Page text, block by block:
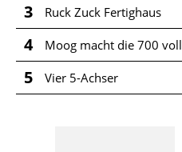
3 Ruck Zuck Fertighaus
4 Moog macht die 700 voll
5 Vier 5-Achser